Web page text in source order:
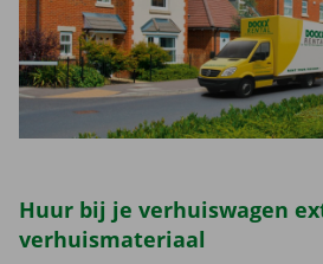
Huur bij je verhuiswagen
verhuismateriaal